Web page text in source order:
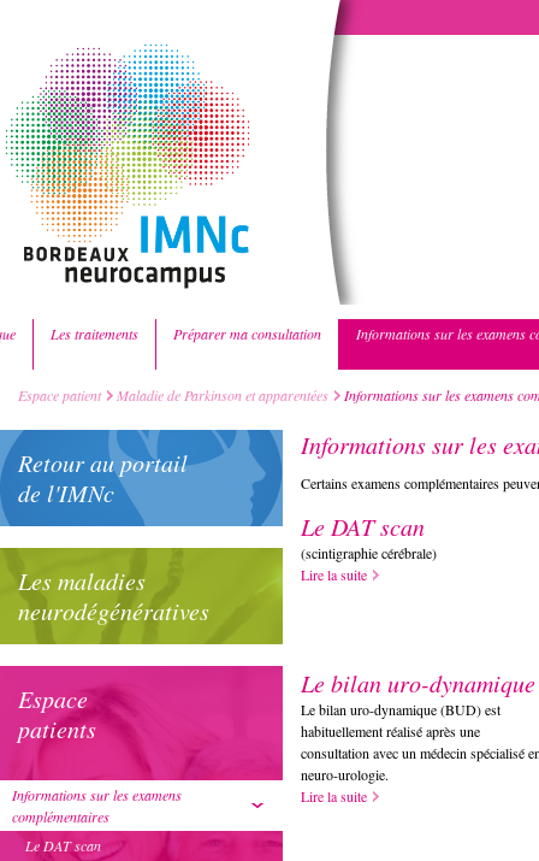
Les traitements Préparer ma consultation Informations sur les examens
Espace patient Maladie de Parkinson et apparentées Informations sur les examens
Retour au portail
de l'IMNc
Les maladies
neurodégénératives
Espace
patients
Informations sur les examens
complémentaires
Le DAT scan
Informations sur les
Certains examens complémentaires
Le DAT scan
(scintigraphie cérébrale)
Lire la suite
Le bilan uro-dynamique
Le bilan uro-dynamique (BUD) est
habituellement réalisé après une
consultation avec un médecin spécialisé
neuro-urologie.
Lire la suite